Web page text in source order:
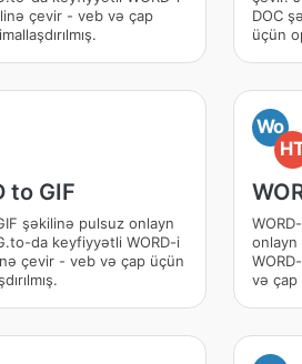
çevir - veb və çap
DOC
üçün
to GIF
şəkilinə pulsuz onlayn
da keyfiyyətli WORD-i
çevir - veb və çap üçün
Wo
onlayn
və çap